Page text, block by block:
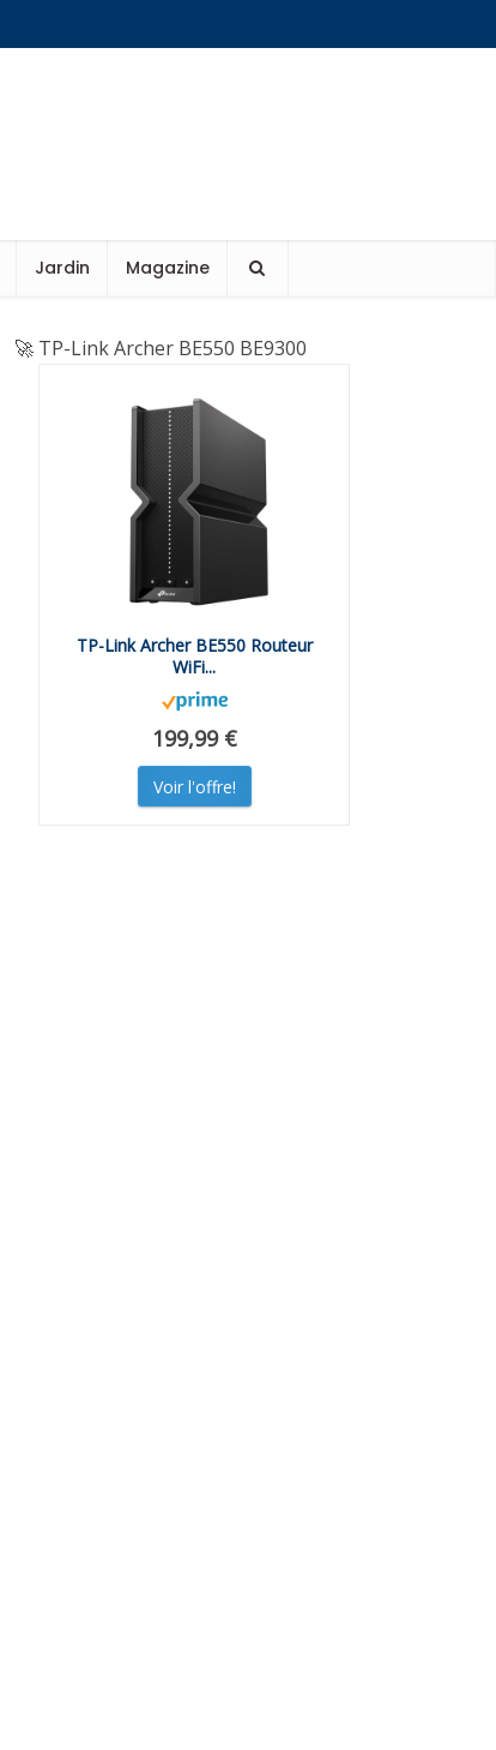
Jardin Magazine
🚀 TP-Link Archer BE550 BE9300
TP-Link Archer BE550 Routeur
WiFi...
199,99 €
Voir l'offre!